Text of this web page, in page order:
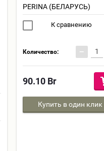
PERINA (БЕЛАРУСЬ)
К сравнению
Количество: −
90.10Br
Купить в один клик